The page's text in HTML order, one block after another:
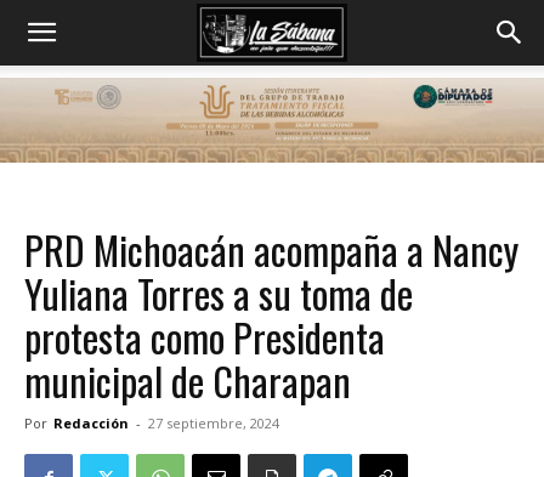
PRD Michoacán acompaña a Nancy
Yuliana Torres a su toma de
protesta como Presidenta
municipal de Charapan
Por Redacción - 27 septiembre, 2024